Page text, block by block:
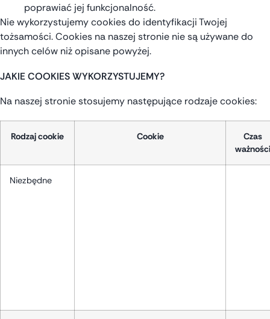
poprawiać jej funkcjonalność.
Nie wykorzystujemy cookies do identyfikacji Twojej
tożsamości. Cookies na naszej stronie nie są używane do
innych celów niż opisane powyżej.
JAKIE COOKIES WYKORZYSTUJEMY?
Na naszej stronie stosujemy następujące rodzaje cookies:
Rodzaj cookie Cookie
Czas
ważności
Niezbędne